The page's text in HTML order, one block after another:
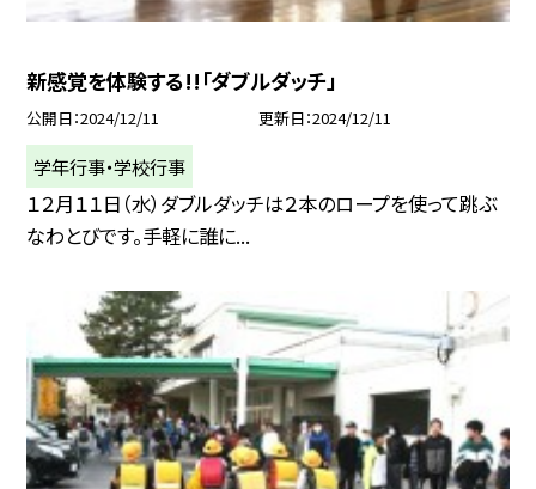
新感覚を体験する!!「ダブルダッチ」
公開日 2024/12/11 更新日 2024/12/11
学年行事・学校行事
１２月１１日（水）ダブルダッチは２本のロープを使って跳ぶ
なわとびです。手軽に誰に...